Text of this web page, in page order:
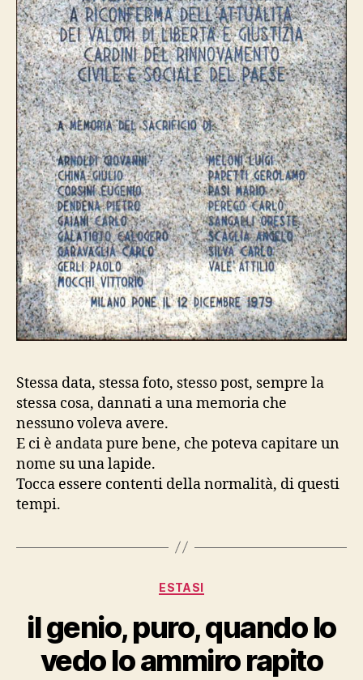
Stessa data, stessa foto, stesso post, sempre la
stessa cosa, dannati a una memoria che
nessuno voleva avere.
E ci è andata pure bene, che poteva capitare un
nome su una lapide.
Tocca essere contenti della normalità, di questi
tempi.
Categorie
ESTASI
il genio, puro, quando lo
vedo lo ammiro rapito